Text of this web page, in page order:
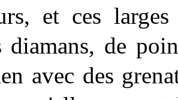
et ces
diamans, de
avec des